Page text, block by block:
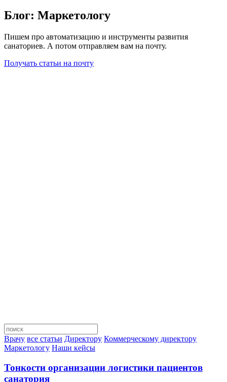
Блог: Маркетологу
Пишем про автоматизацию и инструменты развития
санаториев. А потом отправляем вам на почту.
Получать статьи на почту
Врачу все статьи Директору Коммерческому директору
Маркетологу Наши кейсы
Тонкости организации логистики пациентов
санатория